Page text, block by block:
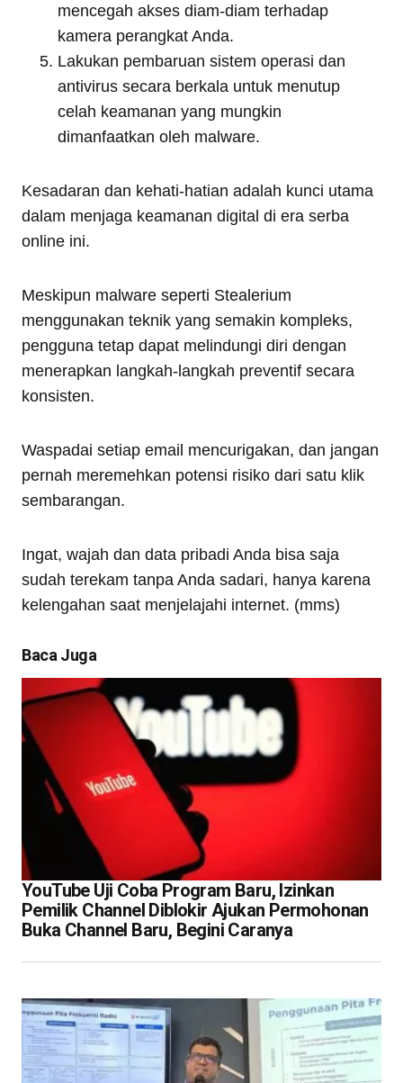
mencegah akses diam-diam terhadap
kamera perangkat Anda.
Lakukan pembaruan sistem operasi dan
antivirus secara berkala untuk menutup
celah keamanan yang mungkin
dimanfaatkan oleh malware.
Kesadaran dan kehati-hatian adalah kunci utama
dalam menjaga keamanan digital di era serba
online ini.
Meskipun malware seperti Stealerium
menggunakan teknik yang semakin kompleks,
pengguna tetap dapat melindungi diri dengan
menerapkan langkah-langkah preventif secara
konsisten.
Waspadai setiap email mencurigakan, dan jangan
pernah meremehkan potensi risiko dari satu klik
sembarangan.
Ingat, wajah dan data pribadi Anda bisa saja
sudah terekam tanpa Anda sadari, hanya karena
kelengahan saat menjelajahi internet. (mms)
Baca Juga
YouTube Uji Coba Program Baru, Izinkan
Pemilik Channel Diblokir Ajukan Permohonan
Buka Channel Baru, Begini Caranya